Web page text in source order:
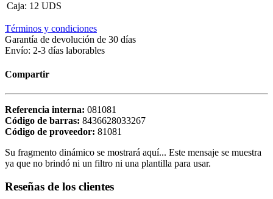
Caja: 12 UDS
Términos y condiciones
Garantía de devolución de 30 días
Envío: 2-3 días laborables
Compartir
Referencia interna: 081081
Código de barras: 8436628033267
Código de proveedor: 81081
Su fragmento dinámico se mostrará aquí... Este mensaje se muestra
ya que no brindó ni un filtro ni una plantilla para usar.
Reseñas de los clientes